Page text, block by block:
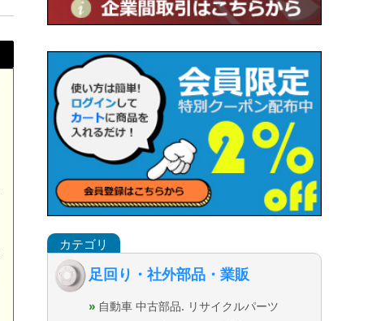
足回り・社外部品・業販
自動車 中古部品. リサイクルパーツ